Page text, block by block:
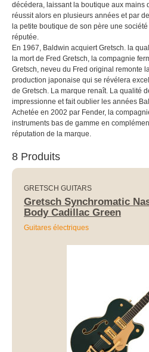
décédera, laissant la boutique aux mains
réussit alors en plusieurs années et par
la petite boutique de son père une
réputée.
En 1967, Baldwin acquiert Gretsch. la
la mort de Fred Gretsch, la compagnie
Gretsch, neveu du Fred original remonte
production japonaise qui se révélera
de Gretsch. La marque renaît. La qualité
impressionne et fait oublier les années
Achetée en 2002 par Fender, la
instruments bas de gamme en
réputation de la marque.
8 Produits
GRETSCH GUITARS
Gretsch Synchromatic
Body Cadillac Green
Guitares électriques